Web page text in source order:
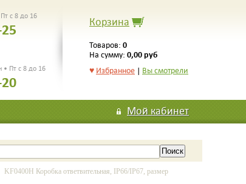
с 8 до 16
• Пт с 8 до 16
Корзина
Товаров: 0
На сумму: 0,00 руб
♥ Избранное | Вы смотрели
Мой кабинет
Коробка ответвительная, IP66/IP67, размер